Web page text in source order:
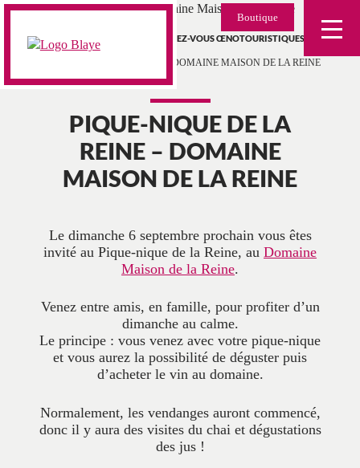
Skip
content
Boutique
> AGENDA LES RENDEZ-VOUS ŒNOTOURISTIQUES
PIQUE-NIQUE DE LA REINE – DOMAINE MAISON DE LA REINE
PIQUE-NIQUE DE LA
REINE – DOMAINE
MAISON DE LA REINE
Le dimanche 6 septembre prochain vous êtes
invité au Pique-nique de la Reine, au Domaine
Maison de la Reine.
Venez entre amis, en famille, pour profiter d’un
dimanche au calme.
Le principe : vous venez avec votre pique-nique
et vous aurez la possibilité de déguster puis
d’acheter le vin au domaine.
Normalement, les vendanges auront commencé,
donc il y aura des visites du chai et dégustations
des jus !